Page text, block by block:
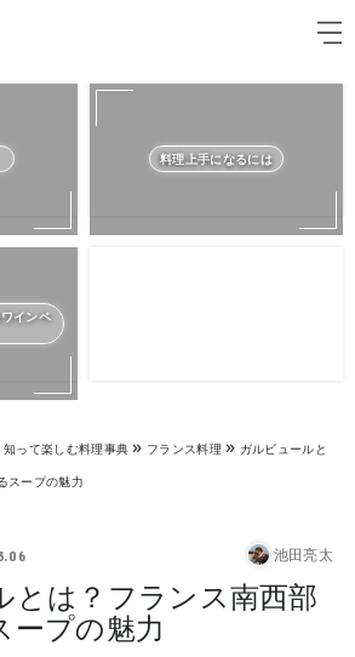
料理上手になるには
インペ
知って楽しむ料理事典 » フランス料理 » ガルビュールと
スープの魅力
池田亮太
とは？フランス南西部
ープの魅力